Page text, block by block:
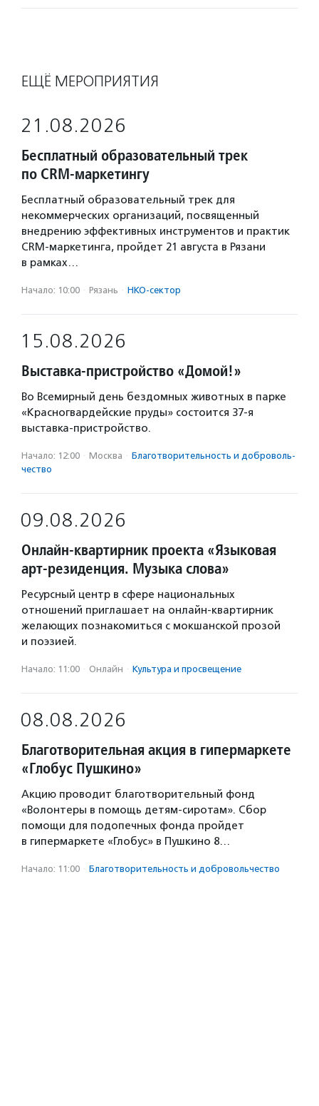
ЕЩЁ МЕРОПРИЯТИЯ
21.08.2026
Бесплатный образовательный трек
по CRM-маркетингу
Бесплатный образовательный трек для
некоммерческих организаций, посвященный
внедрению эффективных инструментов и практик
CRM-маркетинга, пройдет 21 августа в Рязани
в рамках…
Начало: 10:00 · Рязань · НКО-сектор
15.08.2026
Выставка-пристройство «Домой!»
Во Всемирный день бездомных животных в парке
«Красногвардейские пруды» состоится 37-я
выставка-пристройство.
Начало: 12:00 · Москва · Благотвори­тель­ность и доброволь­
чест­во
09.08.2026
Онлайн-квартирник проекта «Языковая
арт-резиденция. Музыка слова»
Ресурсный центр в сфере национальных
отношений приглашает на онлайн-квартирник
желающих познакомиться с мокшанской прозой
и поэзией.
Начало: 11:00 · Онлайн · Культура и просвещение
08.08.2026
Благотворительная акция в гипермаркете
«Глобус Пушкино»
Акцию проводит благотворительный фонд
«Волонтеры в помощь детям-сиротам». Сбор
помощи для подопечных фонда пройдет
в гипермаркете «Глобус» в Пушкино 8…
Начало: 11:00 · Благотвори­тель­ность и доброволь­чест­во